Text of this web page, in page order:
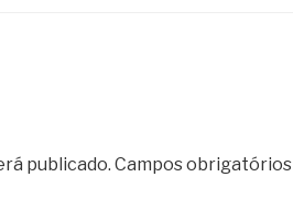
publicado. Campos obrigatórios